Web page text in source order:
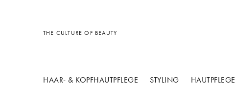
THE CULTURE OF BEAUTY
HAAR- & KOPFHAUTPFLEGE STYLING
Sonstiges
HAUTPFLEGE